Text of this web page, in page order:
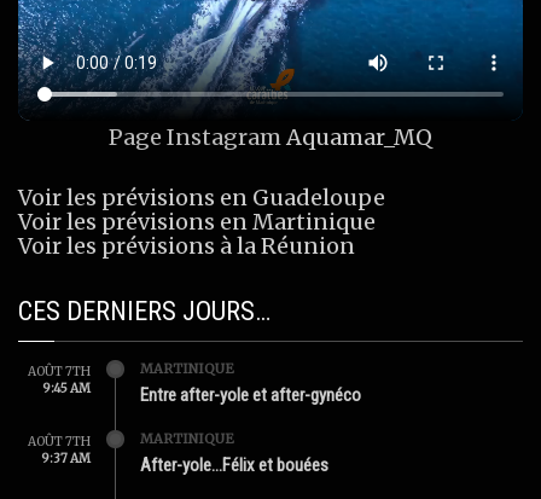
Page InstagramAquamar_MQ
Voir les prévisions en Guadeloupe
Voir les prévisions en Martinique
Voir les prévisions à la Réunion
CES DERNIERS JOURS…
AOÛT 7TH
9:45 AM
MARTINIQUE
Entre after-yole et after-gynéco
AOÛT 7TH
9:37 AM
MARTINIQUE
After-yole…Félix et bouées